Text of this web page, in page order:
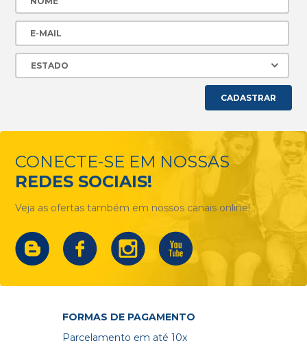
CADASTRAR
CONECTE-SE EM NOSSAS
REDES SOCIAIS!
Veja as ofertas também em nossos canais online!
FORMAS DE PAGAMENTO
Parcelamento em até 10x